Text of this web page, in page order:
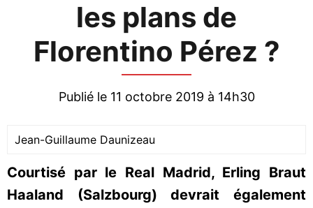
les plans de
Florentino Pérez ?
Publié le 11 octobre 2019 à 14h30
Jean-Guillaume Daunizeau
Courtisé par le Real Madrid, Erling Braut
Haaland (Salzbourg) devrait également